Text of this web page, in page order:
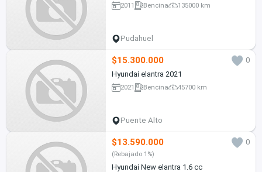
2011 Bencina 135000 km
Pudahuel
$15.300.000
0
Hyundai elantra 2021
2021 Bencina 45700 km
Puente Alto
$13.590.000 0
(Rebajado 1%)
Hyundai New elantra 1.6 cc